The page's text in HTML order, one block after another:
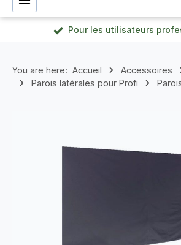
Pour les utilisateurs
You are here: Accueil Accessoires
Parois latérales pour Profi